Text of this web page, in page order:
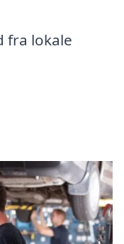
fra lokale